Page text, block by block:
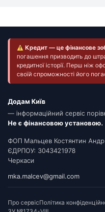
Кредит — це фінансове
погашення призводить до
кредитної історії. Перш ніж
своїй спроможності його
Додам Київ
— інформаційний сервіс
Не є фінансовою установою.
ФОП Мальцев Костянтин
ЄДРПОУ: 3043421978
Черкаси
mka.malcev@gmail.com
Про сервісПолітика